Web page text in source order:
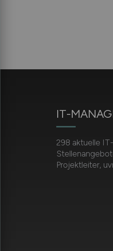
IT-
298 aktuelle
Projektleiter,